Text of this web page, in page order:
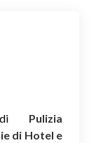
di Pulizia
di Hotel e